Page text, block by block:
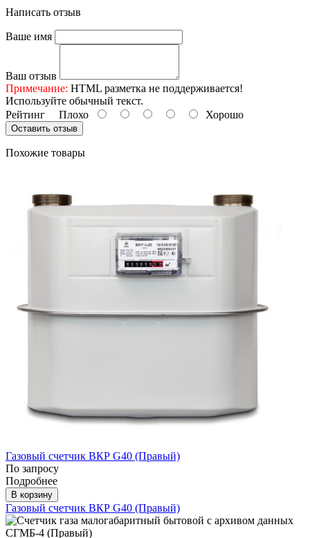
Написать отзыв
Ваше имя
Ваш отзыв
Примечание: HTML разметка не поддерживается!
Используйте обычный текст.
Рейтинг Плохо Хорошо
Оставить отзыв
Похожие товары
Газовый счетчик ВКР G40 (Правый)
По запросу
Подробнее
В корзину
Газовый счетчик ВКР G40 (Правый)